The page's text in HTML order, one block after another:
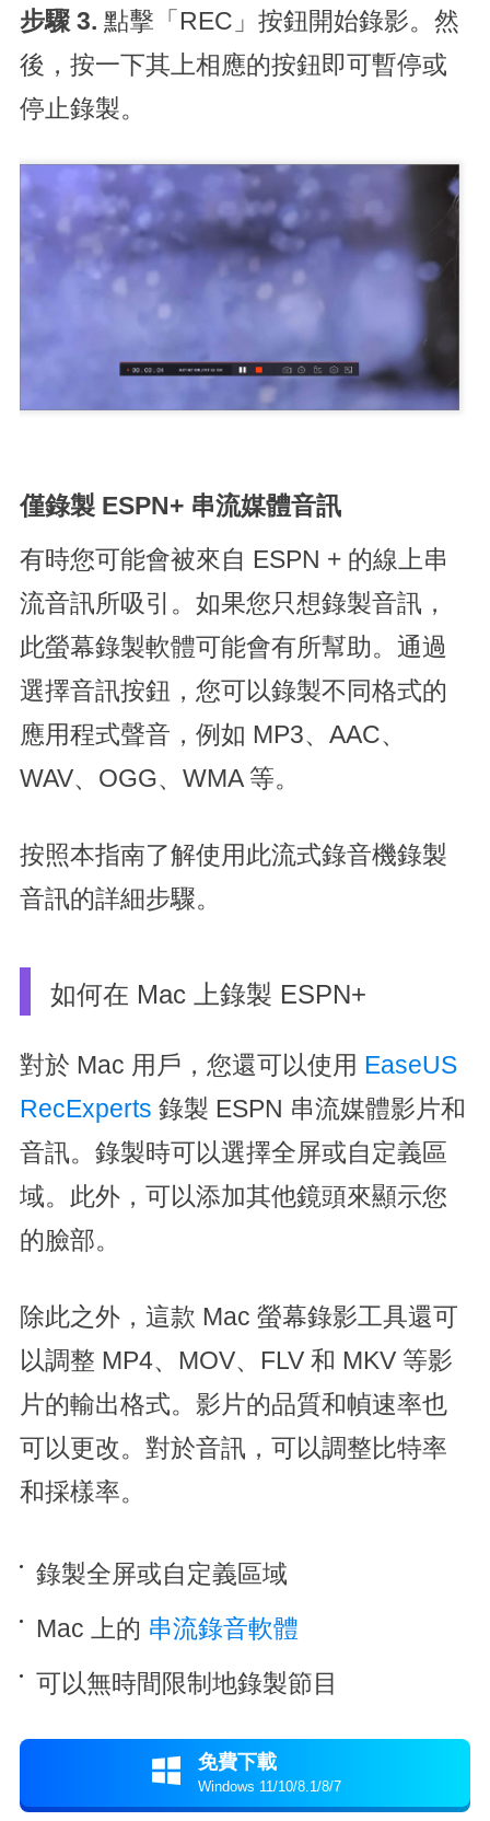
步驟 3. 點擊「REC」按鈕開始錄影。然
後，按一下其上相應的按鈕即可暫停或
停止錄製。
僅錄製 ESPN+ 串流媒體音訊
有時您可能會被來自 ESPN + 的線上串
流音訊所吸引。如果您只想錄製音訊，
此螢幕錄製軟體可能會有所幫助。通過
選擇音訊按鈕，您可以錄製不同格式的
應用程式聲音，例如 MP3、AAC、
WAV、OGG、WMA 等。
按照本指南了解使用此流式錄音機錄製
音訊的詳細步驟。
如何在 Mac 上錄製 ESPN+
對於 Mac 用戶，您還可以使用 EaseUS
RecExperts 錄製 ESPN 串流媒體影片和
音訊。錄製時可以選擇全屏或自定義區
域。此外，可以添加其他鏡頭來顯示您
的臉部。
除此之外，這款 Mac 螢幕錄影工具還可
以調整 MP4、MOV、FLV 和 MKV 等影
片的輸出格式。影片的品質和幀速率也
可以更改。對於音訊，可以調整比特率
和採樣率。
錄製全屏或自定義區域
Mac 上的 串流錄音軟體
可以無時間限制地錄製節目
 免費下載
Windows 11/10/8.1/8/7